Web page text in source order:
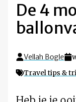
De 4
Vellah Bogle
Travel tips &